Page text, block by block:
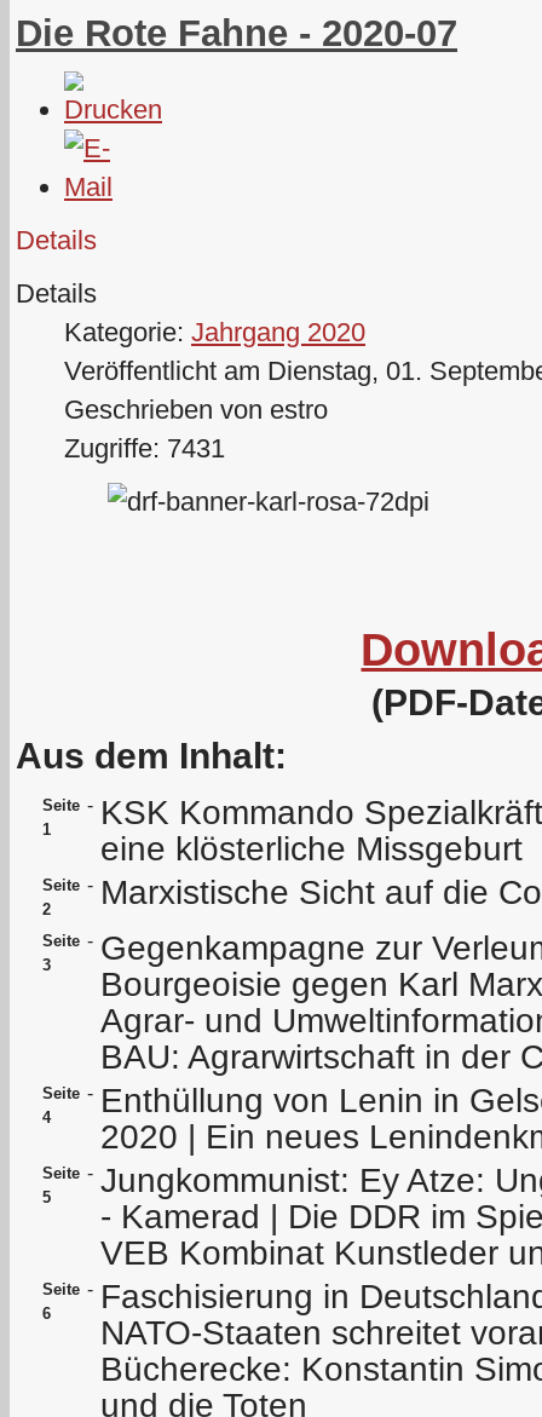
Die Rote Fahne - 2020-07
Details
Details
Kategorie: Jahrgang 2020
Veröffentlicht am Dienstag, 01.
Geschrieben von estro
Zugriffe: 7431
(PDF-
Aus dem Inhalt:
Seite
1
- KSK Kommando
eine klösterliche Missgeburt
Seite
2
- Marxistische Sicht auf die
Seite
3
- Gegenkampagne zur
Bourgeoisie gegen Karl
Agrar- und
BAU: Agrarwirtschaft in der
Seite
4
- Enthüllung von Lenin in
2020 | Ein neues
Seite
5
- Jungkommunist: Ey Atze:
- Kamerad | Die DDR im
VEB Kombinat Kunstleder
Seite
6
- Faschisierung in
NATO-Staaten schreitet
Bücherecke: Konstantin
und die Toten